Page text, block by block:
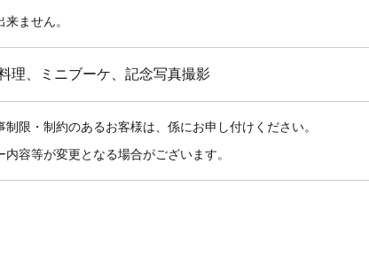
ません。
理、ミニブーケ、記念写真撮影
限・制約のあるお客様は、係にお申し付けください。
容等が変更となる場合がございます。